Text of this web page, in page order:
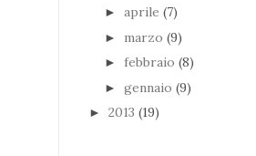
► aprile (7)
► marzo (9)
► febbraio (8)
► gennaio (9)
► 2013 (19)